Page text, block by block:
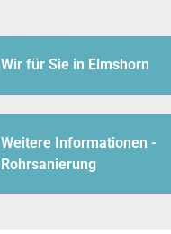
Wir für Sie in Elmshorn
Weitere Informationen -
Rohrsanierung